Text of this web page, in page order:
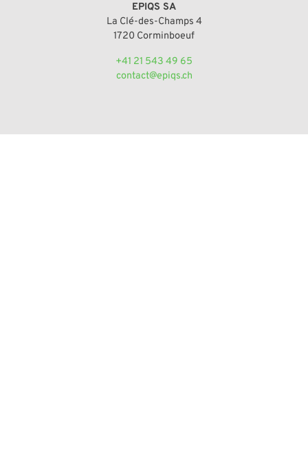
EPIQS SA
La Clé-des-Champs 4
1720 Corminboeuf
+41 21 543 49 65
contact@epiqs.ch